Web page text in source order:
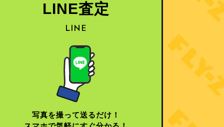
LINE査定
LINE
写真を撮って送るだけ！